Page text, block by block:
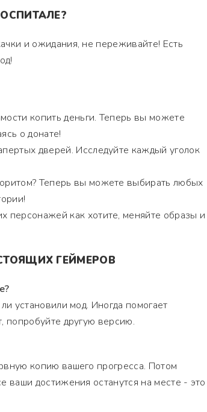
и ожидания, не переживайте! Есть
копить деньги. Теперь вы можете
о донате!
дверей. Исследуйте каждый уголок
Теперь вы можете выбирать любых
персонажей как хотите, меняйте образы и
ГЕЙМЕРОВ
установили мод. Иногда помогает
попробуйте другую версию.
копию вашего прогресса. Потом
ваши достижения останутся на месте - это